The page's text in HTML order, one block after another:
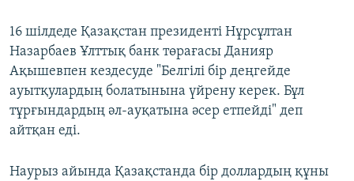
16 шілдеде Қазақстан президенті Нұрсұлтан
Назарбаев Ұлттық банк төрағасы Данияр
Ақышевпен кездесуде "Белгілі бір деңгейде
ауытқулардың болатынына үйрену керек. Бұл
тұрғындардың әл-ауқатына әсер етпейді" деп
айтқан еді.
Наурыз айында Қазақстанда бір доллардың құны